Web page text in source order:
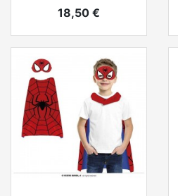
Prezzo
18,50 €